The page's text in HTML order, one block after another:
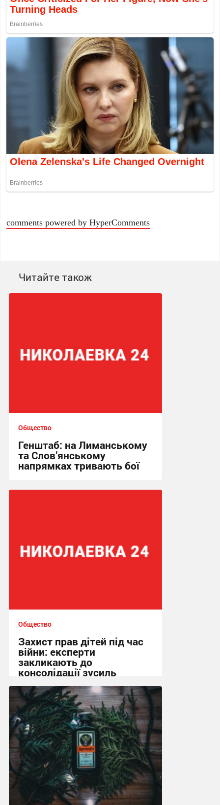
comments powered by HyperComments
Читайте також
Общество
Генштаб: на Лиманському
та Слов’янському
напрямках тривають бої
Общество
Захист прав дітей під час
війни: експерти
закликають до
консолідації зусиль
13:01, 15.02.2026